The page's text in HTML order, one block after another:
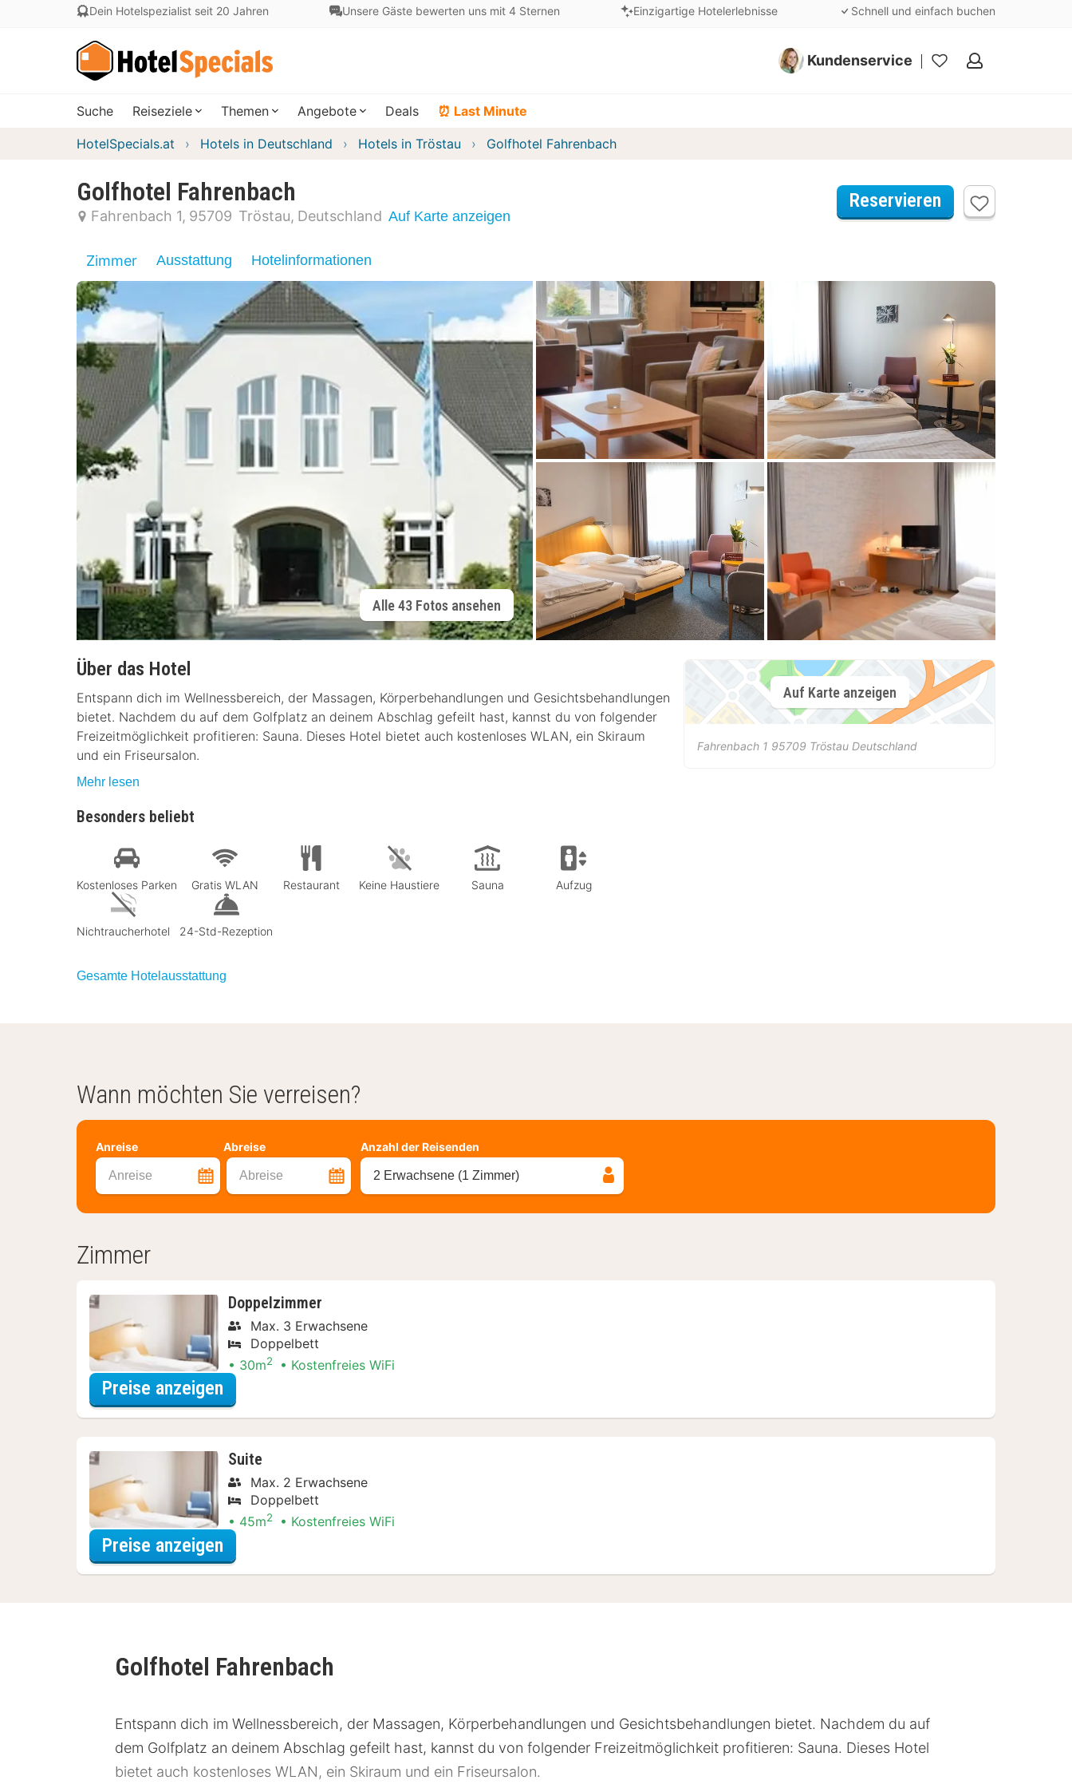
Dein Hotelspezialist seit 20 Jahren Unsere Gäste bewerten uns mit 4 Sternen Einzigartige Hotelerlebnisse Schnell und einfach buchen
Kundenservice
Meine
Suche Reiseziele Themen Angebote Deals ⏰ Last Minute
HotelSpecials.at Hotels in Deutschland Hotels in Tröstau Golfhotel Fahrenbach
Golfhotel Fahrenbach
Fahrenbach 1 95709 Tröstau Deutschland Auf Karte anzeigen
Reservieren
Zimmer Ausstattung Hotelinformationen
Alle 43 Fotos ansehen
Über das Hotel
Entspann dich im Wellnessbereich, der Massagen, Körperbehandlungen und Gesichtsbehandlungen
bietet. Nachdem du auf dem Golfplatz an deinem Abschlag gefeilt hast, kannst du von folgender
Freizeitmöglichkeit profitieren: Sauna. Dieses Hotel bietet auch kostenloses WLAN, ein Skiraum
und ein Friseursalon.
Mehr lesen
Besonders beliebt
Kostenloses Parken Gratis WLAN Restaurant Keine Haustiere Sauna Aufzug
Nichtraucherhotel 24-Std-Rezeption
Gesamte Hotelausstattung
Auf Karte anzeigen
Fahrenbach 1 95709 Tröstau Deutschland
Wann möchten Sie verreisen?
Anreise Abreise
Anreise Abreise
Anzahl der Reisenden
2 Erwachsene (1 Zimmer)
Zimmer
Doppelzimmer
Max. 3 Erwachsene
Doppelbett
30m2 Kostenfreies WiFi
Preise anzeigen
Suite
Max. 2 Erwachsene
Doppelbett
45m2 Kostenfreies WiFi
Preise anzeigen
Golfhotel Fahrenbach
Entspann dich im Wellnessbereich, der Massagen, Körperbehandlungen und Gesichtsbehandlungen bietet. Nachdem du auf
dem Golfplatz an deinem Abschlag gefeilt hast, kannst du von folgender Freizeitmöglichkeit profitieren: Sauna. Dieses Hotel
bietet auch kostenloses WLAN, ein Skiraum und ein Friseursalon.